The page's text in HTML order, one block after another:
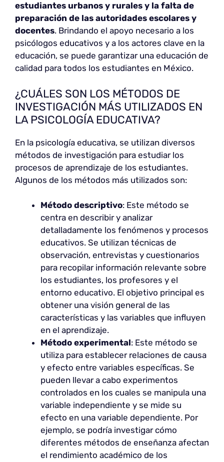
estudiantes urbanos y rurales y la falta de
preparación de las autoridades escolares y
docentes. Brindando el apoyo necesario a los
psicólogos educativos y a los actores clave en la
educación, se puede garantizar una educación de
calidad para todos los estudiantes en México.
¿CUÁLES SON LOS MÉTODOS DE
INVESTIGACIÓN MÁS UTILIZADOS EN
LA PSICOLOGÍA EDUCATIVA?
En la psicología educativa, se utilizan diversos
métodos de investigación para estudiar los
procesos de aprendizaje de los estudiantes.
Algunos de los métodos más utilizados son:
Método descriptivo: Este método se
centra en describir y analizar
detalladamente los fenómenos y procesos
educativos. Se utilizan técnicas de
observación, entrevistas y cuestionarios
para recopilar información relevante sobre
los estudiantes, los profesores y el
entorno educativo. El objetivo principal es
obtener una visión general de las
características y las variables que influyen
en el aprendizaje.
Método experimental: Este método se
utiliza para establecer relaciones de causa
y efecto entre variables específicas. Se
pueden llevar a cabo experimentos
controlados en los cuales se manipula una
variable independiente y se mide su
efecto en una variable dependiente. Por
ejemplo, se podría investigar cómo
diferentes métodos de enseñanza afectan
el rendimiento académico de los